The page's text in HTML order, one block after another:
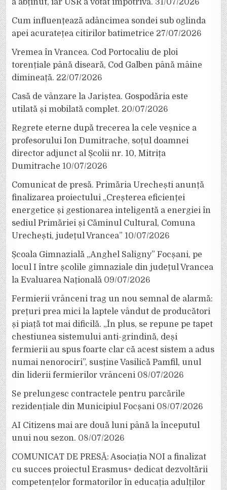
a abținut, iar USR a votat împotrivă. 31/07/2026
Cum influențează adâncimea sondei sub oglinda
apei acuratețea citirilor batimetrice 27/07/2026
Vremea în Vrancea. Cod Portocaliu de ploi
torențiale până diseară, Cod Galben până mâine
dimineață. 22/07/2026
Casă de vânzare la Jariștea. Gospodăria este
utilată și mobilată complet. 20/07/2026
Regrete eterne după trecerea la cele veșnice a
profesorului Ion Dumitrache, soțul doamnei
director adjunct al Școlii nr. 10, Mitrița
Dumitrache 10/07/2026
Comunicat de presă. Primăria Urechești anunță
finalizarea proiectului „Creșterea eficienței
energetice și gestionarea inteligentă a energiei în
sediul Primăriei și Căminul Cultural, Comuna
Urechești, județul Vrancea” 10/07/2026
Școala Gimnazială „Anghel Saligny” Focșani, pe
locul I între școlile gimnaziale din județul Vrancea
la Evaluarea Națională 09/07/2026
Fermierii vrânceni trag un nou semnal de alarmă:
prețuri prea mici la laptele vândut de producători
și piață tot mai dificilă. „În plus, se repune pe tapet
chestiunea sistemului anti-grindină, deși
fermierii au spus foarte clar că acest sistem a adus
numai nenorociri”, susține Vasilică Pamfil, unul
din liderii fermierilor vrânceni 08/07/2026
Se prelungesc contractele pentru parcările
rezidențiale din Municipiul Focșani 08/07/2026
AI Citizens mai are două luni până la începutul
unui nou sezon. 08/07/2026
COMUNICAT DE PRESĂ: Asociația NOI a finalizat
cu succes proiectul Erasmus+ dedicat dezvoltării
competențelor formatorilor în educația adulților